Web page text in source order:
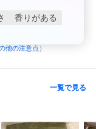
香りがある
他の注意点 ）
一覧で見る